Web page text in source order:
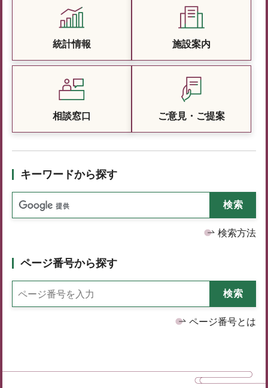
統計情報 施設案内
相談窓口 ご意見・ご提案
キーワードから探す
検索方法
ページ番号から探す
ページ番号とは